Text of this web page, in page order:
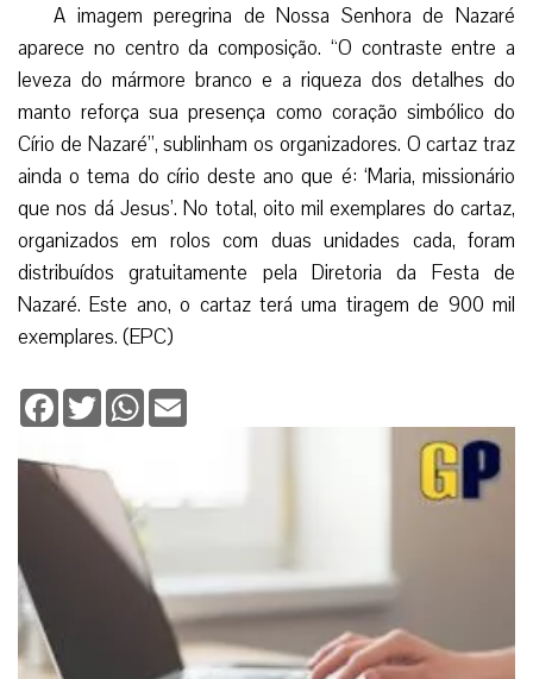
A imagem peregrina de Nossa Senhora de Nazaré
aparece no centro da composição. “O contraste entre a
leveza do mármore branco e a riqueza dos detalhes do
manto reforça sua presença como coração simbólico do
Círio de Nazaré”, sublinham os organizadores. O cartaz traz
ainda o tema do círio deste ano que é: ‘Maria, missionário
que nos dá Jesus’. No total, oito mil exemplares do cartaz,
organizados em rolos com duas unidades cada, foram
distribuídos gratuitamente pela Diretoria da Festa de
Nazaré. Este ano, o cartaz terá uma tiragem de 900 mil
exemplares. (EPC)
Facebook
TwitterWhatsApp